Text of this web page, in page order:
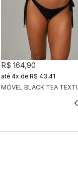
MÓVEL BLACK TEA
R$ 164,90
4x de R$ 43,41